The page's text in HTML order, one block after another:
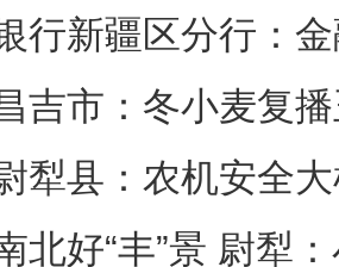
行新疆区分行：
吉市：冬小麦复
犁县：农机安全
北好“丰”景 尉犁